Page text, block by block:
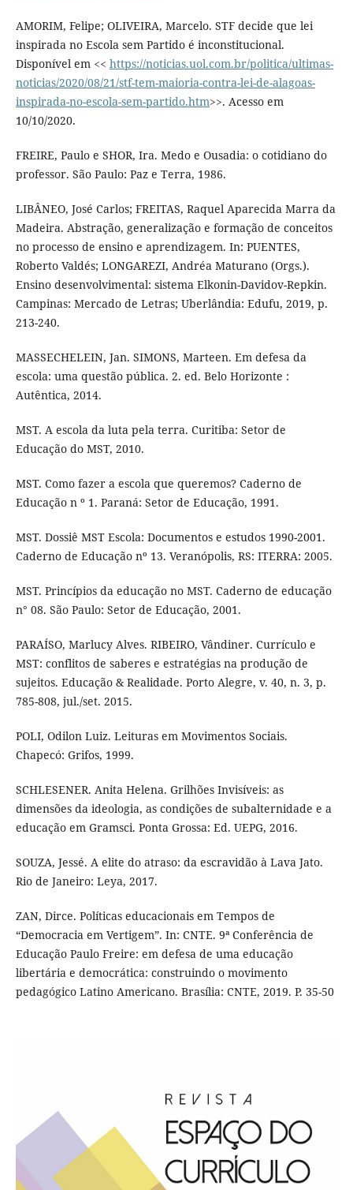
AMORIM, Felipe; OLIVEIRA, Marcelo. STF decide que lei
inspirada no Escola sem Partido é inconstitucional.
Disponível em << https://noticias.uol.com.br/politica/ultimas-
noticias/2020/08/21/stf-tem-maioria-contra-lei-de-alagoas-
inspirada-no-escola-sem-partido.htm>>. Acesso em
10/10/2020.
FREIRE, Paulo e SHOR, Ira. Medo e Ousadia: o cotidiano do
professor. São Paulo: Paz e Terra, 1986.
LIBÂNEO, José Carlos; FREITAS, Raquel Aparecida Marra da
Madeira. Abstração, generalização e formação de conceitos
no processo de ensino e aprendizagem. In: PUENTES,
Roberto Valdés; LONGAREZI, Andréa Maturano (Orgs.).
Ensino desenvolvimental: sistema Elkonin-Davidov-Repkin.
Campinas: Mercado de Letras; Uberlândia: Edufu, 2019, p.
213-240.
MASSECHELEIN, Jan. SIMONS, Marteen. Em defesa da
escola: uma questão pública. 2. ed. Belo Horizonte :
Autêntica, 2014.
MST. A escola da luta pela terra. Curitiba: Setor de
Educação do MST, 2010.
MST. Como fazer a escola que queremos? Caderno de
Educação n º 1. Paraná: Setor de Educação, 1991.
MST. Dossiê MST Escola: Documentos e estudos 1990-2001.
Caderno de Educação nº 13. Veranópolis, RS: ITERRA: 2005.
MST. Princípios da educação no MST. Caderno de educação
n° 08. São Paulo: Setor de Educação, 2001.
PARAÍSO, Marlucy Alves. RIBEIRO, Vândiner. Currículo e
MST: conflitos de saberes e estratégias na produção de
sujeitos. Educação & Realidade. Porto Alegre, v. 40, n. 3, p.
785-808, jul./set. 2015.
POLI, Odilon Luiz. Leituras em Movimentos Sociais.
Chapecó: Grifos, 1999.
SCHLESENER. Anita Helena. Grilhões Invisíveis: as
dimensões da ideologia, as condições de subalternidade e a
educação em Gramsci. Ponta Grossa: Ed. UEPG, 2016.
SOUZA, Jessé. A elite do atraso: da escravidão à Lava Jato.
Rio de Janeiro: Leya, 2017.
ZAN, Dirce. Políticas educacionais em Tempos de
“Democracia em Vertigem”. In: CNTE. 9ª Conferência de
Educação Paulo Freire: em defesa de uma educação
libertária e democrática: construindo o movimento
pedagógico Latino Americano. Brasília: CNTE, 2019. P. 35-50